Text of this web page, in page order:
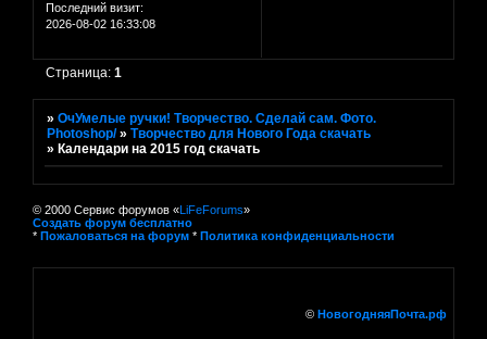
Последний визит:
2026-08-02 16:33:08
Страница:1
»ОчУмелые ручки! Творчество. Сделай сам. Фото.
Photoshop/ »Творчество для Нового Года скачать
» Календари на 2015 год скачать
© 2000 Сервис форумов « LiFeForums»
Создать форум бесплатно
* Пожаловаться на форум * Политика конфиденциальности
© НовогодняяПочта.рф